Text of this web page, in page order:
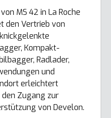
MS 42 in La Roche
den Vertrieb von
Kompakt-
Radlader,
und
erleichtert
Zugang zur
von Develon.